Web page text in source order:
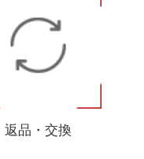
返品・交換